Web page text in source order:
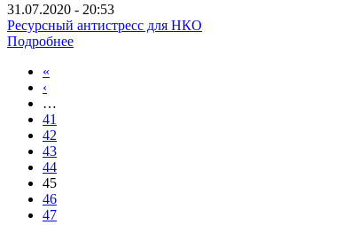
31.07.2020 - 20:53
Ресурсный антистресс для НКО
Подробнее
«
‹
…
41
42
43
44
45
46
47